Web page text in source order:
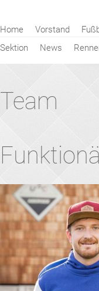
Navigation
Home Vorstand
Sektion
News
Team